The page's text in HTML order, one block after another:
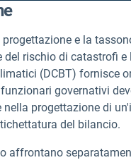
progettazione e la
del rischio di catastrofi
(DCBT) fornisce
governativi
nella progettazione di
del bilancio.
affrontano